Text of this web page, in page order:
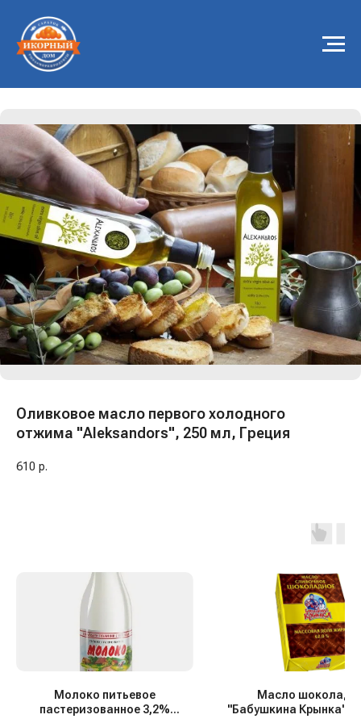
Оливковое масло первого холодного
отжима "Aleksandors", 250 мл, Греция
610 р.
Молоко питьевое
пастеризованное 3,2%
Масло
"Бабушкина Крынка",